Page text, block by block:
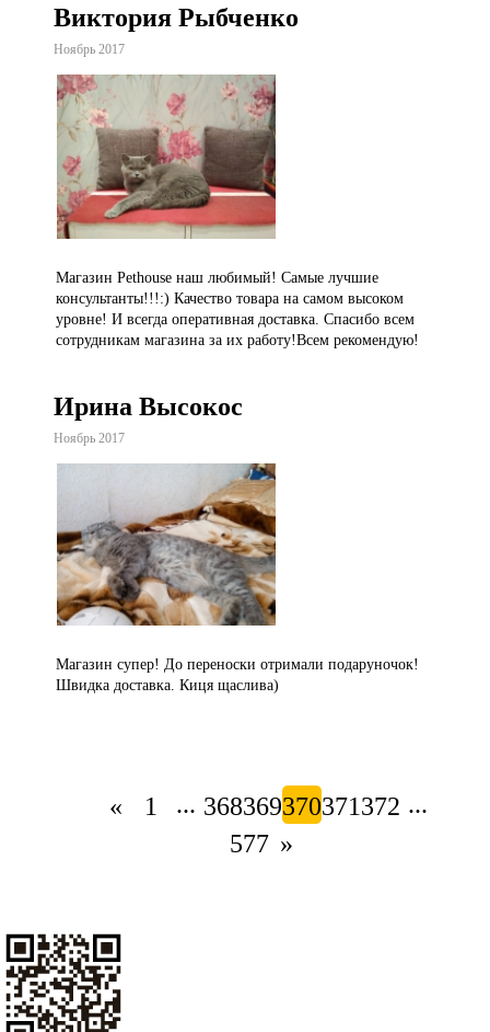
Виктория Рыбченко
Ноябрь 2017
Магазин Pethouse наш любимый! Самые лучшие
консультанты!!!:) Качество товара на самом высоком
уровне! И всегда оперативная доставка. Спасибо всем
сотрудникам магазина за их работу!Всем рекомендую!
Ирина Высокос
Ноябрь 2017
Магазин супер! До переноски отримали подаруночок!
Швидка доставка. Киця щаслива)
« 1 ... 368369370371372 ...
577 »